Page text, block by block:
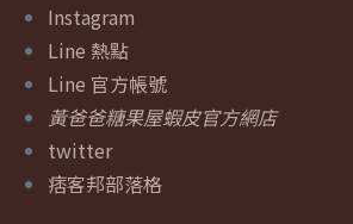
Instagram
Line 熱點
Line 官方帳號
黃爸爸糖果屋蝦皮官方網店
twitter
痞客邦部落格